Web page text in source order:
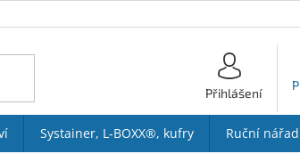
Přihlášení
Systainer, L-BOXX®, kufry Ruční